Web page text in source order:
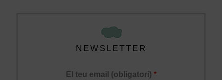
NEWSLETTER
El teu email (obligatori) *